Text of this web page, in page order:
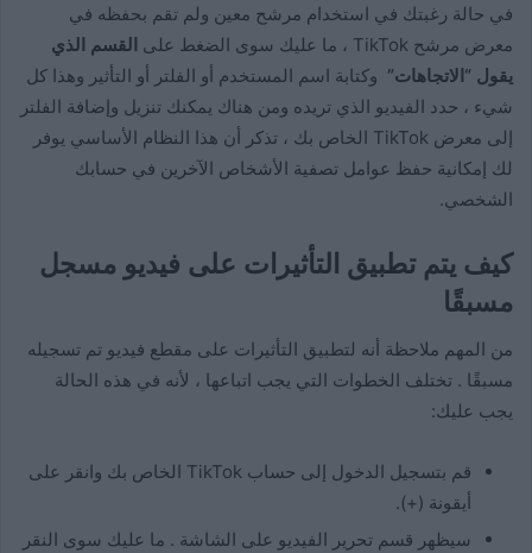
في حالة رغبتك في استخدام مرشح معين ولم تقم بحفظه في
معرض مرشح TikTok ، ما عليك سوى الضغط على
القسم الذي
يقول “الاتجاهات” وكتابة اسم المستخدم أو الفلتر أو التأثير وهذا كل
شيء ، حدد الفيديو الذي تريده ومن هناك يمكنك تنزيل وإضافة الفلتر
إلى معرض TikTok الخاص بك ، تذكر أن هذا النظام الأساسي يوفر
لك إمكانية حفظ عوامل تصفية الأشخاص الآخرين في حسابك
الشخصي.
كيف يتم تطبيق التأثيرات على فيديو مسجل
مسبقًا
من المهم ملاحظة أنه لتطبيق التأثيرات على مقطع فيديو تم تسجيله
مسبقًا . تختلف الخطوات التي يجب اتباعها ، لأنه في هذه الحالة
يجب عليك:
قم بتسجيل الدخول إلى حساب TikTok الخاص بك وانقر على
أيقونة (+).
سيظهر قسم تحرير الفيديو على الشاشة . ما عليك سوى النقر